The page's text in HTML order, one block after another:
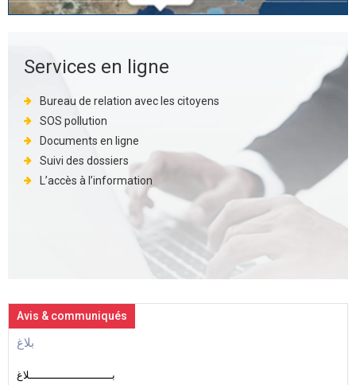
Services en ligne
Bureau de relation avec les citoyens
SOS pollution
Documents en ligne
Suivi des dossiers
L’accès à l’information
Avis & communiqués
بلاغ
بــــــــــــــــــــــــــلاغ